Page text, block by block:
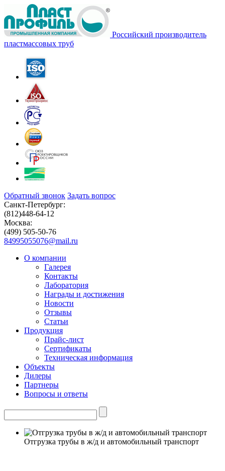
Российский производитель
пластмассовых труб
Обратный звонок Задать вопрос
Санкт-Петербург:
(812)448-64-12
Москва:
(499) 505-50-76
84995055076@mail.ru
О компании
Галерея
Контакты
Лаборатория
Награды и достижения
Новости
Отзывы
Статьи
Продукция
Прайс-лист
Сертификаты
Техническая информация
Объекты
Дилеры
Партнеры
Вопросы и ответы
Отгрузка трубы в ж/д и автомобильный транспорт